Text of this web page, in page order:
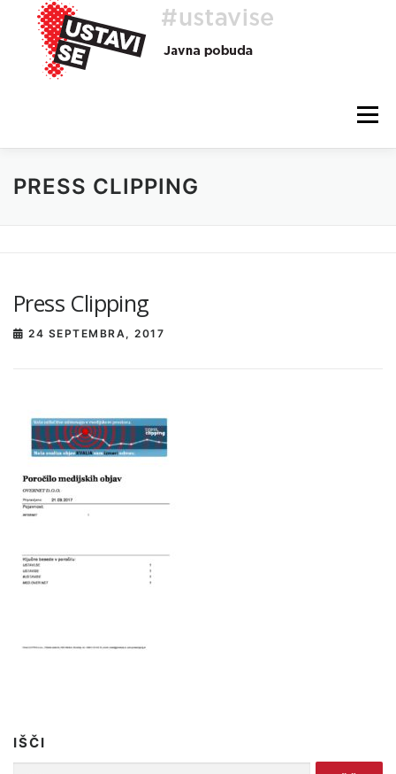
Preskoči
vsebino
Meni
O AKCIJI HEJ, TI, #USTAVISE
PRESS CLIPPING
Press Clipping
24 SEPTEMBRA, 2017
IŠČI